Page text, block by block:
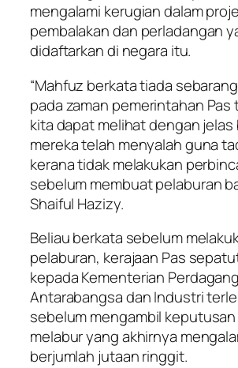
mengalami kerugian dalam
pembalakan dan perladangan
didaftarkan di negara itu.
“Mahfuz berkata tiada
pada zaman pemerintahan Pas
kita dapat melihat dengan jelas
mereka telah menyalah guna
kerana tidak melakukan
sebelum membuat pelaburan
Shaiful Hazizy.
Beliau berkata sebelum
pelaburan, kerajaan Pas
kepada Kementerian
Antarabangsa dan Industri
sebelum mengambil
melabur yang akhirnya
berjumlah jutaan ringgit.